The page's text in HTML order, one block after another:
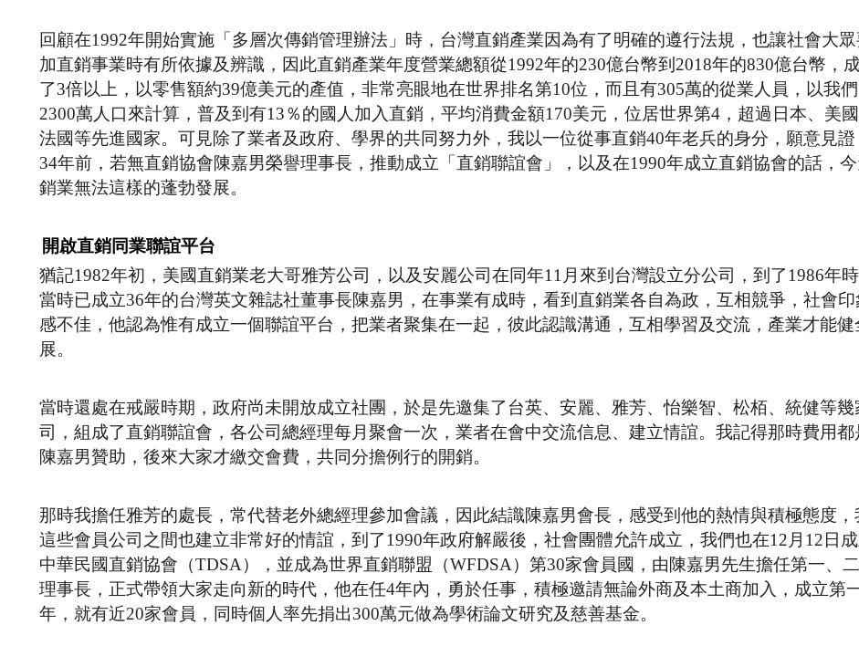
回顧在1992年開始實施「多層次傳銷管理辦法」時，台灣直銷產業因為有了明確的遵行法規，也讓社會大
加直銷事業時有所依據及辨識，因此直銷產業年度營業總額從1992年的230億台幣到2018年的830億台幣，
了3倍以上，以零售額約39億美元的產值，非常亮眼地在世界排名第10位，而且有305萬的從業人員，以我們
2300萬人口來計算，普及到有13％的國人加入直銷，平均消費金額170美元，位居世界第4，超過日本、美
法國等先進國家。可見除了業者及政府、學界的共同努力外，我以一位從事直銷40年老兵的身分，願意見證
34年前，若無直銷協會陳嘉男榮譽理事長，推動成立「直銷聯誼會」，以及在1990年成立直銷協會的話，
銷業無法這樣的蓬勃發展。
開啟直銷同業聯誼平台
猶記1982年初，美國直銷業老大哥雅芳公司，以及安麗公司在同年11月來到台灣設立分公司，到了1986年時
當時已成立36年的台灣英文雜誌社董事長陳嘉男，在事業有成時，看到直銷業各自為政，互相競爭，社會
感不佳，他認為惟有成立一個聯誼平台，把業者聚集在一起，彼此認識溝通，互相學習及交流，產業才能健
展。
當時還處在戒嚴時期，政府尚未開放成立社團，於是先邀集了台英、安麗、雅芳、怡樂智、松栢、統健等幾
司，組成了直銷聯誼會，各公司總經理每月聚會一次，業者在會中交流信息、建立情誼。我記得那時費用都
陳嘉男贊助，後來大家才繳交會費，共同分擔例行的開銷。
那時我擔任雅芳的處長，常代替老外總經理參加會議，因此結識陳嘉男會長，感受到他的熱情與積極態度，
這些會員公司之間也建立非常好的情誼，到了1990年政府解嚴後，社會團體允許成立，我們也在12月12日
中華民國直銷協會（TDSA），並成為世界直銷聯盟（WFDSA）第30家會員國，由陳嘉男先生擔任第一、
理事長，正式帶領大家走向新的時代，他在任4年內，勇於任事，積極邀請無論外商及本土商加入，成立第
年，就有近20家會員，同時個人率先捐出300萬元做為學術論文研究及慈善基金。